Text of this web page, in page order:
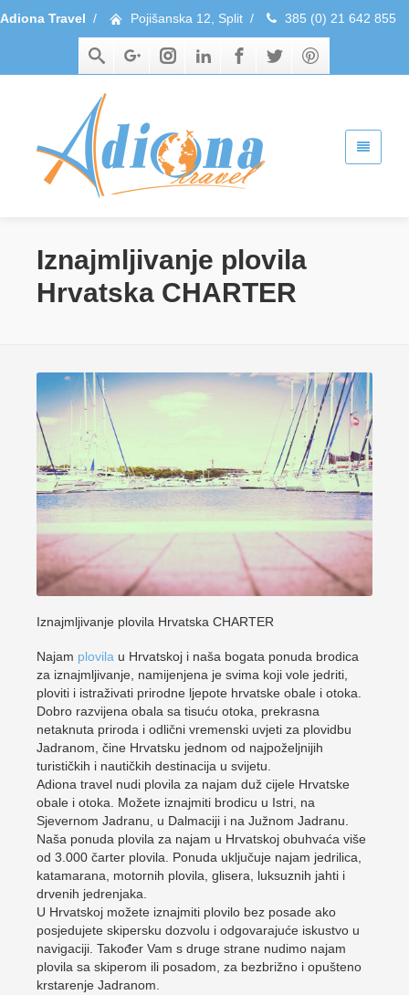
Adiona Travel / Pojišanska 12, Split / 385 (0) 21 642 855
Iznajmljivanje plovila
Hrvatska CHARTER
Iznajmljivanje plovila Hrvatska CHARTER
Najam plovila u Hrvatskoj i naša bogata ponuda brodica
za iznajmljivanje, namijenjena je svima koji vole jedriti,
ploviti i istraživati prirodne ljepote hrvatske obale i otoka.
Dobro razvijena obala sa tisuću otoka, prekrasna
netaknuta priroda i odlični vremenski uvjeti za plovidbu
Jadranom, čine Hrvatsku jednom od najpoželjnijih
turističkih i nautičkih destinacija u svijetu.
Adiona travel nudi plovila za najam duž cijele Hrvatske
obale i otoka. Možete iznajmiti brodicu u Istri, na
Sjevernom Jadranu, u Dalmaciji i na Južnom Jadranu.
Naša ponuda plovila za najam u Hrvatskoj obuhvaća više
od 3.000 čarter plovila. Ponuda uključuje najam jedrilica,
katamarana, motornih plovila, glisera, luksuznih jahti i
drvenih jedrenjaka.
U Hrvatskoj možete iznajmiti plovilo bez posade ako
posjedujete skipersku dozvolu i odgovarajuće iskustvo u
navigaciji. Također Vam s druge strane nudimo najam
plovila sa skiperom ili posadom, za bezbrižno i opušteno
krstarenje Jadranom.